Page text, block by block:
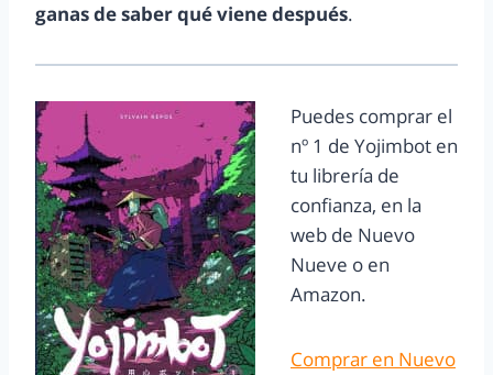
ganas de saber qué viene después.
Puedes comprar el
nº 1 de Yojimbot en
tu librería de
confianza, en la
web de Nuevo
Nueve o en
Amazon.
Comprar en Nuevo